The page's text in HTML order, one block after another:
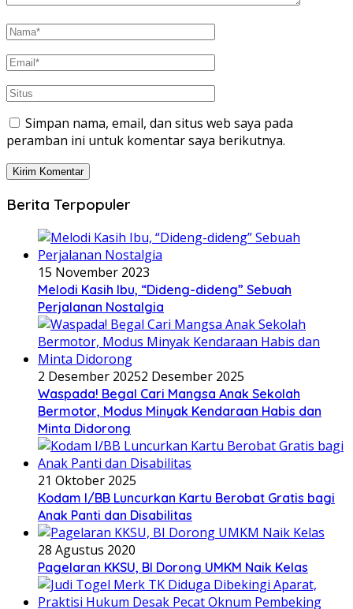
Simpan nama, email, dan situs web saya pada
peramban ini untuk komentar saya berikutnya.
Berita Terpopuler
15 November 2023
Melodi Kasih Ibu, “Dideng-dideng” Sebuah
Perjalanan Nostalgia
2 Desember 20252 Desember 2025
Waspada! Begal Cari Mangsa Anak Sekolah
Bermotor, Modus Minyak Kendaraan Habis dan
Minta Didorong
21 Oktober 2025
Kodam I/BB Luncurkan Kartu Berobat Gratis bagi
Anak Panti dan Disabilitas
28 Agustus 2020
Pagelaran KKSU, BI Dorong UMKM Naik Kelas